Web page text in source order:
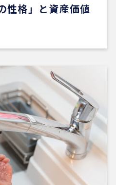
他の口コミを見る
性格」と資産価値